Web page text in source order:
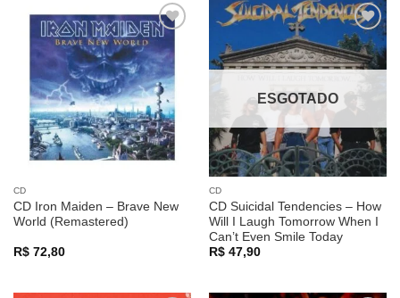
Adicionar
a lista de
desejos
CD
CD Iron Maiden – Brave New
World (Remastered)
R$72,80
Adicionar
a lista de
desejos
ESGOTADO
CD
CD Suicidal Tendencies – How
Will I Laugh Tomorrow When I
Can’t Even Smile Today
R$47,90